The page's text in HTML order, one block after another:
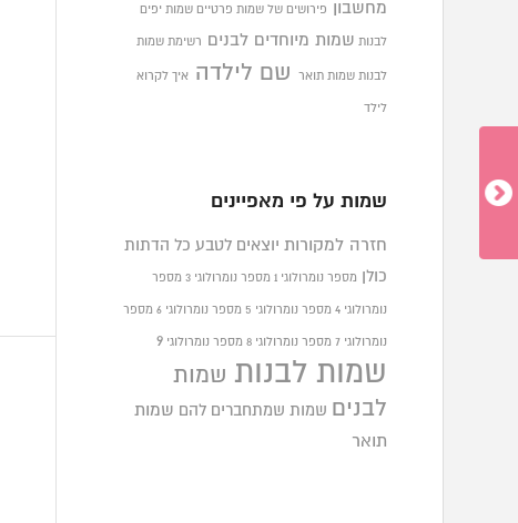
מחשבון פירושים של שמות פרטיים שמות יפים
לבנות שמות מיוחדים לבנים רשימת שמות
לבנות שמות תואר שם לילדה איך לקרוא
לילד
שמות על פי מאפיינים
חזרה למקורות יוצאים לטבע כל הדתות
כולן מספר נומרולוגי 1 מספר נומרולוגי 3 מספר
נומרולוגי 4 מספר נומרולוגי 5 מספר נומרולוגי 6 מספר
נומרולוגי 7 מספר נומרולוגי 8 מספר נומרולוגי9
שמות לבנות שמות
לבנים
שמות שמתחברים להם שמות
תואר